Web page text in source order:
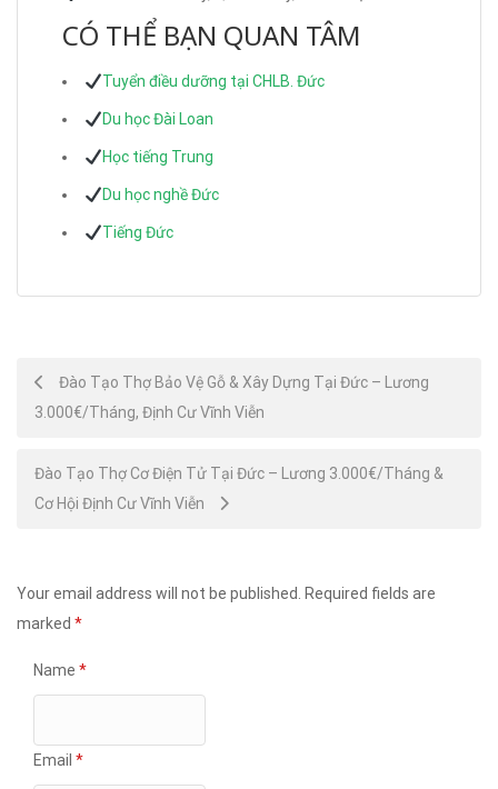
CÓ THỂ BẠN QUAN TÂM
Tuyển điều dưỡng tại CHLB. Đức
Du học Đài Loan
Học tiếng Trung
Du học nghề Đức
Tiếng Đức
Post
navigation
Đào Tạo Thợ Bảo Vệ Gỗ & Xây Dựng Tại Đức – Lương
3.000€/Tháng, Định Cư Vĩnh Viễn
Đào Tạo Thợ Cơ Điện Tử Tại Đức – Lương 3.000€/Tháng &
Cơ Hội Định Cư Vĩnh Viễn
Your email address will not be published. Required fields are
marked *
Name *
Email *